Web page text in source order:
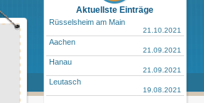
Aktuellste Einträge
Rüsselsheim am Main
21.10.2021
Aachen
21.09.2021
Hanau
21.09.2021
Leutasch
19.08.2021